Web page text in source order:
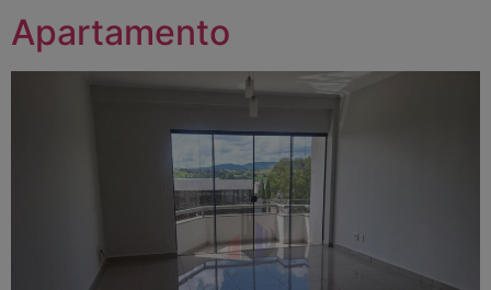
Apartamento